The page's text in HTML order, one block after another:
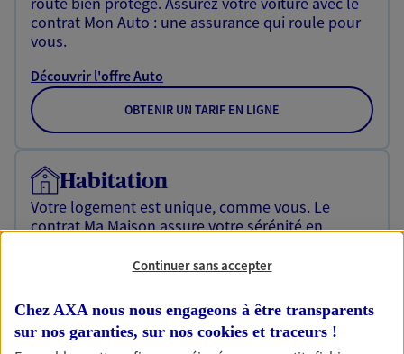
contrat Mon Auto : une assurance qui roule pour
vous.
Découvrir l'offre Auto
OBTENIR UN TARIF EN LIGNE
Habitation
Votre logement est unique, comme vous. Le
contrat Ma Maison assure votre sérénité en
OBTENIR UN TARIF EN LIGNE
Continuer sans accepter
Chez AXA nous nous engageons à être transparents
sur nos garanties, sur nos cookies et traceurs !